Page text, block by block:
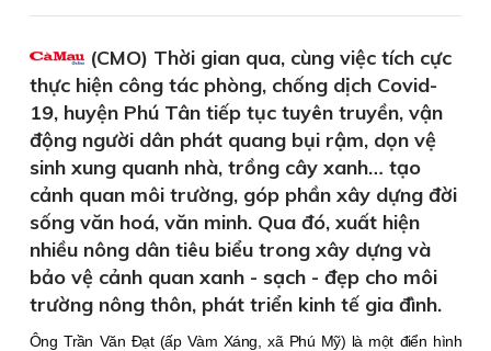
(CMO) Thời gian qua, cùng việc tích cực
thực hiện công tác phòng, chống dịch Covid-
19, huyện Phú Tân tiếp tục tuyên truyền, vận
động người dân phát quang bụi rậm, dọn vệ
sinh xung quanh nhà, trồng cây xanh… tạo
cảnh quan môi trường, góp phần xây dựng đời
sống văn hoá, văn minh. Qua đó, xuất hiện
nhiều nông dân tiêu biểu trong xây dựng và
bảo vệ cảnh quan xanh - sạch - đẹp cho môi
trường nông thôn, phát triển kinh tế gia đình.
Ông Trần Văn Ðạt (ấp Vàm Xáng, xã Phú Mỹ) là một điển hình